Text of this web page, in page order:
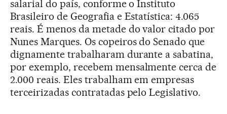
salarial do país, conforme o Instituto
Brasileiro de Geografia e Estatística: 4.065
reais. É menos da metade do valor citado por
Nunes Marques. Os copeiros do Senado que
dignamente trabalharam durante a sabatina,
por exemplo, recebem mensalmente cerca de
2.000 reais. Eles trabalham em empresas
terceirizadas contratadas pelo Legislativo.